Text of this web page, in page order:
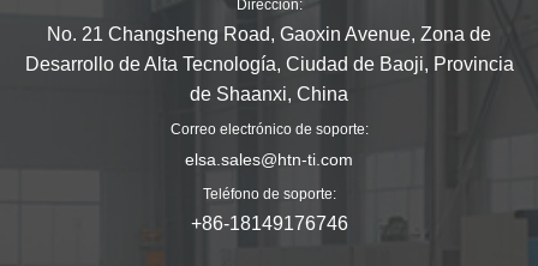
Dirección:
No. 21 Changsheng Road, Gaoxin Avenue, Zona de
Desarrollo de Alta Tecnología, Ciudad de Baoji, Provincia
de Shaanxi, China
Correo electrónico de soporte:
elsa.sales@htn-ti.com
Teléfono de soporte:
+86-18149176746